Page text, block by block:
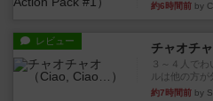
約6時間前 by
レビュー チャオチ
３～４人で
ルは他の方が
約7時間前 by S